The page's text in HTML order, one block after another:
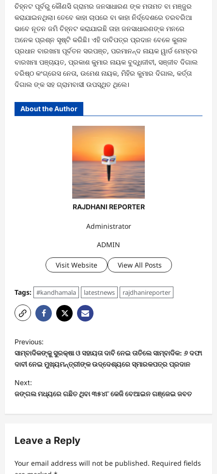
ଚିହ୍ନଟ ପୂର୍ବରୁ କୌଣସି ଗ୍ରାମର ଜନସାଧାରଣ ଙ୍କ ମତାମତ ବା ମଞ୍ଜୁର
କରାଯାଇନଥିଲା। ତେବେ କାହା ଚାପରେ ବା କାହା ନିର୍ଦ୍ଦେଶରେ ତରବରିଆ
ଭାବେ ନୂତନ ଜମି ଚିହ୍ନଟ କରାଯାଇଛି ତାହା ଜନସାଧାରଣଙ୍କ ମନରେ
ଅନେକ ପ୍ରଶ୍ନ ସୃଷ୍ଟି କରିଛି। ଏହି ଦାବିପତ୍ର ପ୍ରଦାନ ବେଳେ କୁନାଳ
ପ୍ରଧାନ ବାରଖମା ପୂର୍ବତନ ସରପଞ୍ଚ, ପରମାନନ୍ଦ ନାୟକ ୱାର୍ଡ ମେମ୍ବର
ବାରଖମା ପଞ୍ଚାୟତ, ପ୍ରକାଶ କୁମାର ନାୟକ ବୁଦ୍ଧିଜୀବୀ, ସଞ୍ଜୀବ ଦିଗାଲ
ବରିଷ୍ଠ କଂଗ୍ରେସ ନେତା, ଉମେଶ ନାୟକ, ମିହିର କୁମାର ଦିଗାଲ, କର୍ତ୍ତା
ଦିଗାଲ ଙ୍କ ସହ ଗ୍ରାମବାସୀ ଉପସ୍ଥିତ ଥିଲେ।
About the Author
RAJDHANI REPORTER
Administrator
ADMIN
Visit Website View All Posts
Tags: #kandhamala latestnews rajdhanireporter
P
o
s
t
n
a
i
a
Previous:
ସାମ୍ବାଦିକଙ୍କୁ ସୁରକ୍ଷା ଓ ସହାୟତା ଦାବି ନେଇ ତାତିଲେ ସାମ୍ବାଦିକ: ୬ ଦଫା
ଦାବୀ ନେଇ ମୁଖ୍ୟମନ୍ତ୍ରୀଙ୍କ ଉଦ୍ଦେଶ୍ୟରେ ସ୍ମାରକପତ୍ର ପ୍ରଦାନ
Next:
ଜଙ୍ଗଲ ମଧ୍ୟରେ ଗଛିତ ଥିବା ୩୫୪୮ କେଜି ବେଆଇନ ଗଞ୍ଜେଇ ଜବତ
Leave a Reply
Your email address will not be published. Required fields